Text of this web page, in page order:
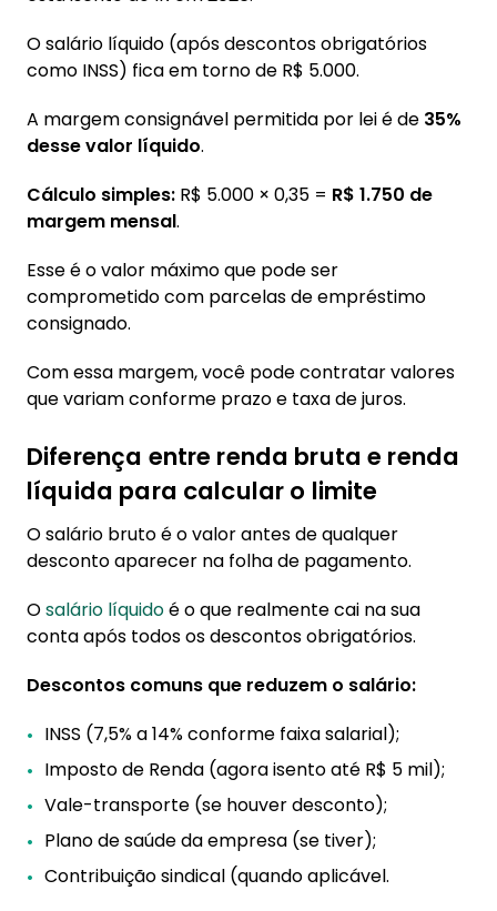
O salário líquido (após descontos obrigatórios
como INSS) fica em torno de R$ 5.000.
A margem consignável permitida por lei é de 35%
desse valor líquido.
Cálculo simples: R$ 5.000 × 0,35 = R$ 1.750 de
margem mensal.
Esse é o valor máximo que pode ser
comprometido com parcelas de empréstimo
consignado.
Com essa margem, você pode contratar valores
que variam conforme prazo e taxa de juros.
Diferença entre renda bruta e renda
líquida para calcular o limite
O salário bruto é o valor antes de qualquer
desconto aparecer na folha de pagamento.
Osalário líquidoé o que realmente cai na sua
conta após todos os descontos obrigatórios.
Descontos comuns que reduzem o salário:
INSS (7,5% a 14% conforme faixa salarial);
Imposto de Renda (agora isento até R$ 5 mil);
Vale-transporte (se houver desconto);
Plano de saúde da empresa (se tiver);
Contribuição sindical (quando aplicável.